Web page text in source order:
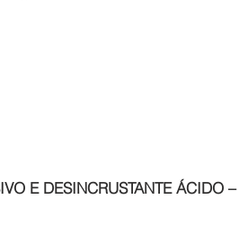
E DESINCRUSTANTE ÁCIDO –